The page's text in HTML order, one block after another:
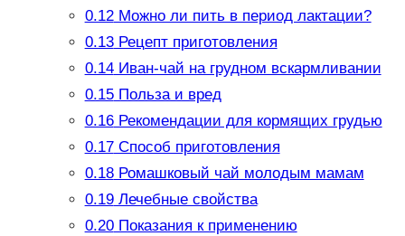
0.12Можно ли пить в период лактации?
0.13Рецепт приготовления
0.14Иван-чай на грудном вскармливании
0.15Польза и вред
0.16Рекомендации для кормящих грудью
0.17Способ приготовления
0.18Ромашковый чай молодым мамам
0.19Лечебные свойства
0.20Показания к применению